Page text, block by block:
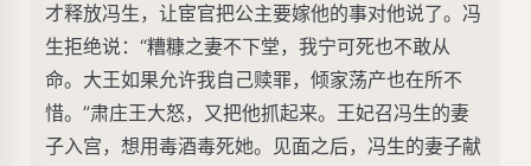
才释放冯生，让宦官把公主要嫁他的事对他说了。冯
生拒绝说：“糟糠之妻不下堂，我宁可死也不敢从
命。大王如果允许我自己赎罪，倾家荡产也在所不
惜。”肃庄王大怒，又把他抓起来。王妃召冯生的妻
子入宫，想用毒酒毒死她。见面之后，冯生的妻子献